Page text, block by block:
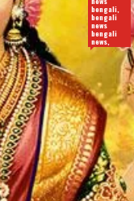
bengali,
bengali
news
bengali
news,